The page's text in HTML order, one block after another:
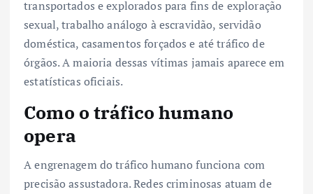
transportados e explorados para fins de exploração
sexual, trabalho análogo à escravidão, servidão
doméstica, casamentos forçados e até tráfico de
órgãos. A maioria dessas vítimas jamais aparece em
estatísticas oficiais.
Como o tráfico humano
opera
A engrenagem do tráfico humano funciona com
precisão assustadora. Redes criminosas atuam de